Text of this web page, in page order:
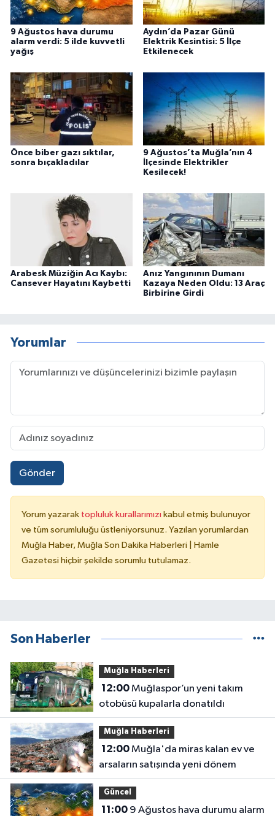
9 Ağustos hava durumu
alarm verdi: 5 ilde kuvvetli
yağış
Aydın’da Pazar Günü
Elektrik Kesintisi: 5 İlçe
Etkilenecek
Önce biber gazı sıktılar,
sonra bıçakladılar
9 Ağustos’ta Muğla’nın 4
İlçesinde Elektrikler
Kesilecek!
Arabesk Müziğin Acı Kaybı:
Cansever Hayatını Kaybetti
Anız Yangınının Dumanı
Kazaya Neden Oldu: 13 Araç
Birbirine Girdi
Yorumlar
Gönder
Yorum yazarak topluluk kurallarımızı kabul etmiş bulunuyor
ve tüm sorumluluğu üstleniyorsunuz. Yazılan yorumlardan
Muğla Haber, Muğla Son Dakika Haberleri | Hamle
Gazetesi hiçbir şekilde sorumlu tutulamaz.
Son Haberler
Muğla Haberleri
12:00Muğlaspor’un yeni takım
otobüsü kupalarla donatıldı
Muğla Haberleri
12:00Muğla'da miras kalan ev ve
arsaların satışında yeni dönem
Güncel
11:009 Ağustos hava durumu alarm